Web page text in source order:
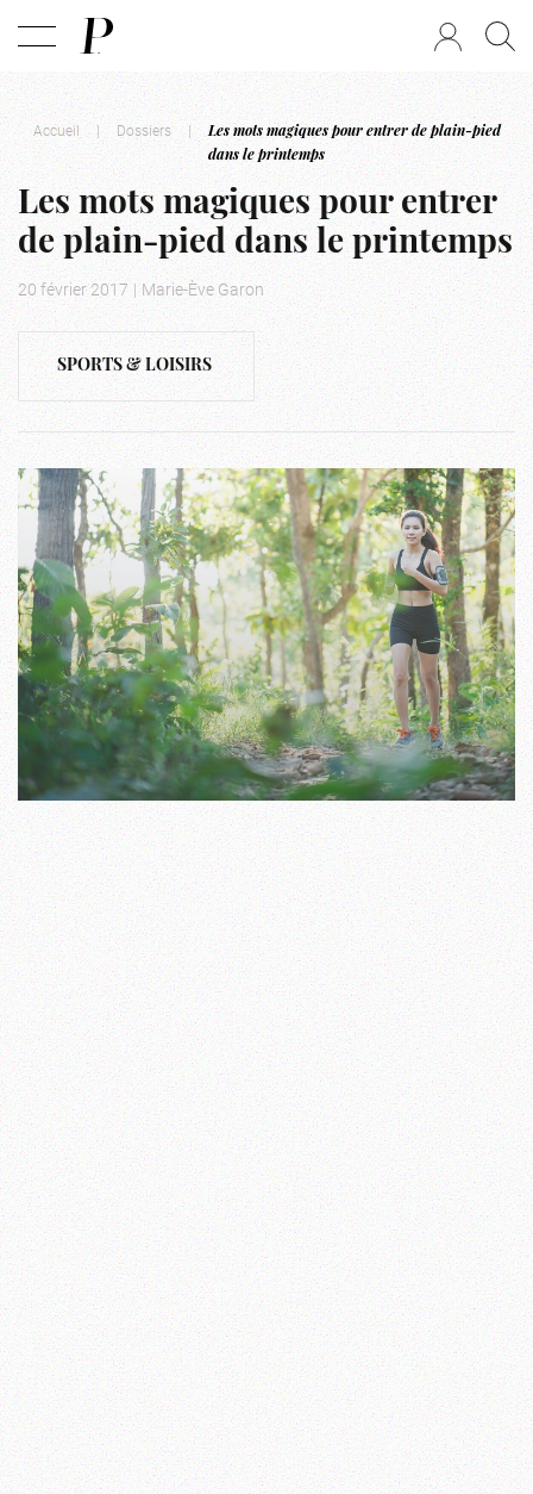
Accueil | Dossiers |
Les mots magiques pour entrer de plain-pied
dans le printemps
Les mots magiques pour entrer
de plain-pied dans le printemps
20 février 2017 | Marie-Ève Garon
SPORTS & LOISIRS